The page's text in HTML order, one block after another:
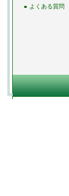
■ よくある質問